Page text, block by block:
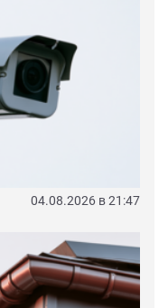
04.08.2026 в 21:47